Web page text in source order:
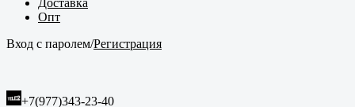
Доставка
Опт
Вход с паролем/Регистрация
+7(977)343-23-40